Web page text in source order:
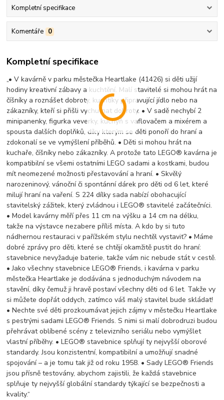
Kompletní specifikace
Komentáře 0
Kompletní specifikace
„• V kavárně v parku městečka Heartlake (41426) si děti užijí
hodiny kreativní zábavy a kuchtění. Malí stavitelé si mohou hrát na
číšníky a roznášet dobroty, kuchtíky připravující jídlo nebo na
zákazníky, kteří si přišli vychutnat dobroty. • V sadě nechybí 2
minipanenky, figurka veverky, kuchyň s vaflovačem a mixérem a
spousta dalších doplňků, díky kterým se děti ponoří do hraní a
zdokonalí se ve vymýšlení příběhů. • Děti si mohou hrát na
kuchaře, číšníky nebo zákazníky. A protože tato LEGO® kavárna je
kompatibilní se všemi ostatními LEGO sadami a kostkami, budou
mít neomezené možnosti přestavování a hraní. • Skvělý
narozeninový, vánoční či spontánní dárek pro děti od 6 let, které
milují hraní na vaření. S 224 dílky sada nabízí obohacující
stavitelský zážitek, který zvládnou i LEGO® stavitelé začátečníci.
• Model kavárny měří přes 11 cm na výšku a 14 cm na délku,
takže na výstavce nezabere příliš místa. A kdo by si tuto
nádhernou restauraci v pařížském stylu nechtěl vystavit? • Máme
dobré zprávy pro děti, které se chtějí okamžitě pustit do hraní:
stavebnice nevyžaduje baterie, takže vám nic nebude stát v cestě.
• Jako všechny stavebnice LEGO® Friends, i kavárna v parku
městečka Heartlake je dodávána s jednoduchým návodem na
stavění, díky čemuž ji hravě postaví všechny děti od 6 let. Takže vy
si můžete dopřát oddych, zatímco váš malý stavitel bude skládat!
• Nechte své děti prozkoumávat jejich zájmy v městečku Heartlake
s pestrými sadami LEGO® Friends. S nimi si malí dobrodruzi budou
přehrávat oblíbené scény z televizního seriálu nebo vymýšlet
vlastní příběhy. • LEGO® stavebnice splňují ty nejvyšší oborové
standardy. Jsou konzistentní, kompatibilní a umožňují snadné
spojování – a je tomu tak již od roku 1958. • Sady LEGO® Friends
jsou přísně testovány, abychom zajistili, že každá stavebnice
splňuje ty nejvyšší globální standardy týkající se bezpečnosti a
kvality.“